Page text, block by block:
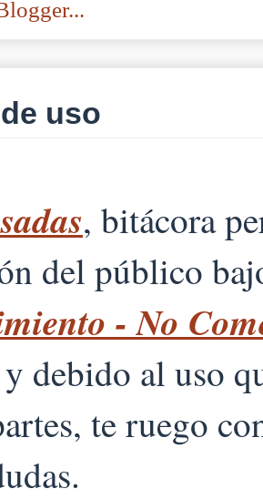
uso
, bitácora
del público
- No
debido al uso
te ruego